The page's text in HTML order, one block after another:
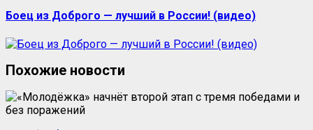
Боец из Доброго — лучший в России! (видео)
Похожие новости